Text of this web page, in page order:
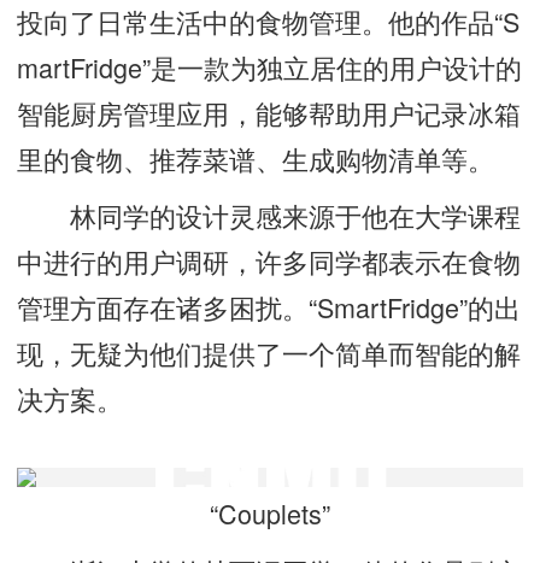
投向了日常生活中的食物管理。他的作品“S
martFridge”是一款为独立居住的用户设计的
智能厨房管理应用，能够帮助用户记录冰箱
里的食物、推荐菜谱、生成购物清单等。
林同学的设计灵感来源于他在大学课程
中进行的用户调研，许多同学都表示在食物
管理方面存在诸多困扰。“SmartFridge”的出
现，无疑为他们提供了一个简单而智能的解
决方案。
“Couplets”